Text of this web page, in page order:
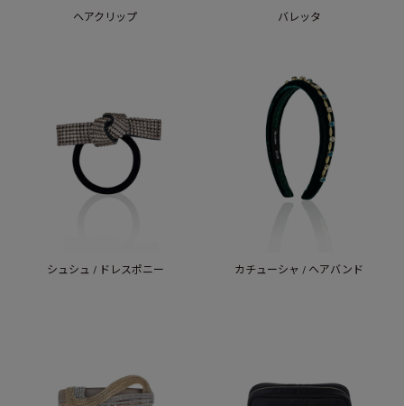
ヘアクリップ バレッタ
シュシュ / ドレスポニー カチューシャ / ヘアバンド